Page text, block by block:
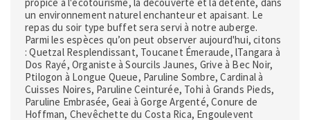
un environnement naturel enchanteur et apaisant. Le
repas du soir type buffet sera servi à notre auberge.
Parmi les espèces qu’on peut observer aujourd'hui, citons
: Quetzal Resplendissant, Toucanet Émeraude, lTangara à
Dos Rayé, Organiste à Sourcils Jaunes, Grive à Bec Noir,
Ptilogon à Longue Queue, Paruline Sombre, Cardinal à
Cuisses Noires, Paruline Ceinturée, Tohi à Grands Pieds,
Paruline Embrasée, Geai à Gorge Argenté, Conure de
Hoffman, Chevêchette du Costa Rica, Engoulevent